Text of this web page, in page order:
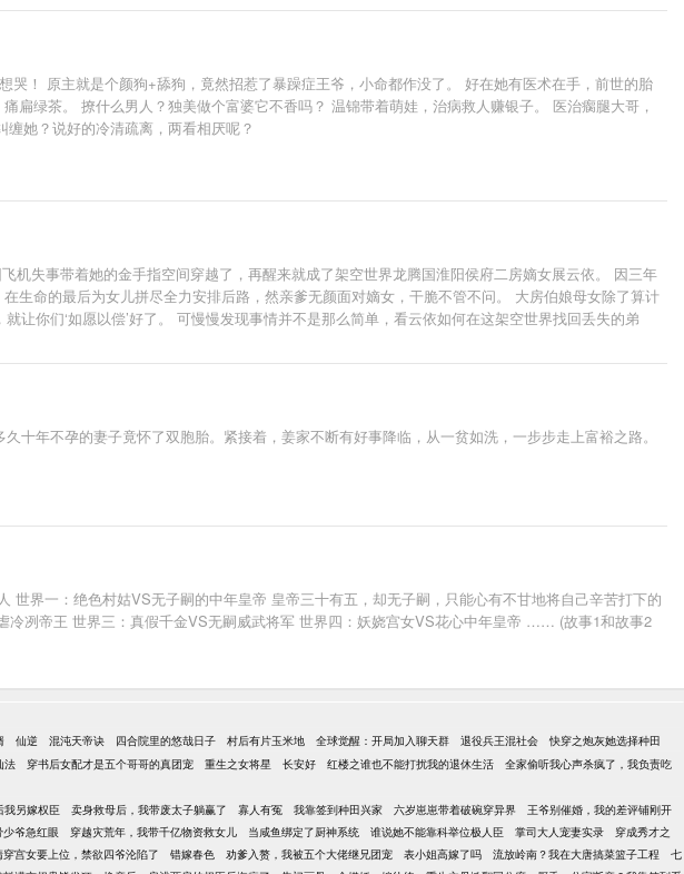
！ 原主就是个颜狗+舔狗，竟然招惹了暴躁症王爷，小命都作没了。 好在她有医术在手，前世的胎
绿茶。 撩什么男人？独美做个富婆它不香吗？ 温锦带着萌娃，治病救人赚银子。 医治瘸腿大哥，
她？说好的冷清疏离，两看相厌呢？
失事带着她的金手指空间穿越了，再醒来就成了架空世界龙腾国淮阳侯府二房嫡女展云依。 因三年
命的最后为女儿拼尽全力安排后路，然亲爹无颜面对嫡女，干脆不管不问。 大房伯娘母女除了算计
让你们‘如愿以偿’好了。 可慢慢发现事情并不是那么简单，看云依如何在这架空世界找回丢失的弟
如何逍遥生活这一世。
年不孕的妻子竟怀了双胞胎。紧接着，姜家不断有好事降临，从一贫如洗，一步步走上富裕之路。
界一：绝色村姑VS无子嗣的中年皇帝 皇帝三十有五，却无子嗣，只能心有不甘地将自己辛苦打下的
冽帝王 世界三：真假千金VS无嗣威武将军 世界四：妖娆宫女VS花心中年皇帝 …… (故事1和故事2
仙逆 混沌天帝诀 四合院里的悠哉日子 村后有片玉米地 全球觉醒：开局加入聊天群 退役兵王混社会 快穿之炮灰她选择种田
法 穿书后女配才是五个哥哥的真团宠 重生之女将星 长安好 红楼之谁也不能打扰我的退休生活
全家偷听我心声杀疯了，我负责吃
我另嫁权臣 卖身救母后，我带废太子躺赢了 寡人有冤 我靠签到种田兴家 六岁崽崽带着破碗穿异界
王爷别催婚，我的差评铺刚开
爷急红眼 穿越灾荒年，我带千亿物资救女儿 当咸鱼绑定了厨神系统 谁说她不能靠科举位极人臣 掌司大人宠妻实录
穿成秀才之
穿宫女要上位，禁欲四爷沦陷了 错嫁春色 劝爹入赘，我被五个大佬继兄团宠 表小姐高嫁了吗 流放岭南？我在大唐搞菜篮子工程
七